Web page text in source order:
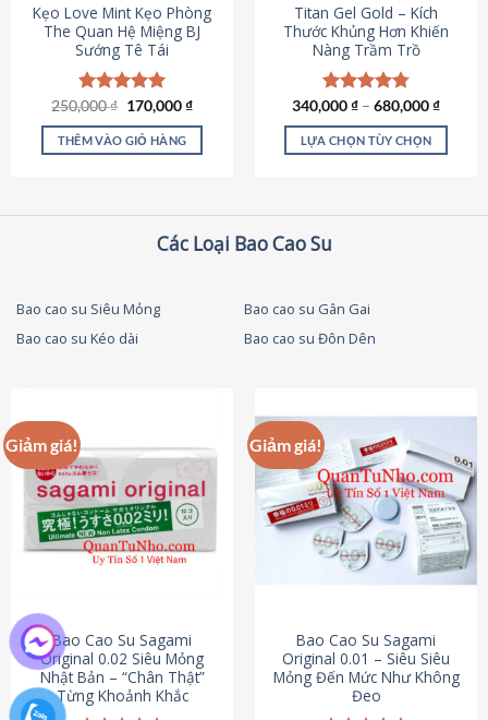
chọn
trên
trang
sản
phẩm
Kẹo Love Mint Kẹo Phòng
The Quan Hệ Miệng BJ
Sướng Tê Tái
Được xếp
hạng5.00
5 sao
250,000₫ Giá
là:
250,000 ₫.
170,000₫Giá
tại
THÊM VÀO GIỎ HÀNG
Titan Gel Gold – Kích
Thước Khủng Hơn Khiến
Nàng Trầm Trồ
Được xếp
hạng4.79
5 sao
340,000₫ – 680,000₫
LỰA CHỌN TÙY CHỌN
thể.
tùy
thể
được
chọn
trên
trang
sản
phẩm
Các Loại Bao Cao Su
Bao cao su Siêu Mỏng
Bao cao su Gân Gai
Bao cao su Kéo dài
Bao cao su Đôn Dên
Giảm giá!
Bao Cao Su Sagami
Original 0.02 Siêu Mỏng
Nhật Bản – “Chân Thật”
Từng Khoảnh Khắc
Giảm giá!
Bao Cao Su Sagami
Original 0.01 – Siêu Siêu
Mỏng Đến Mức Như Không
Đeo